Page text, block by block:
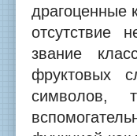
драгоценные
отсутствие
звание
фруктовых
символов,